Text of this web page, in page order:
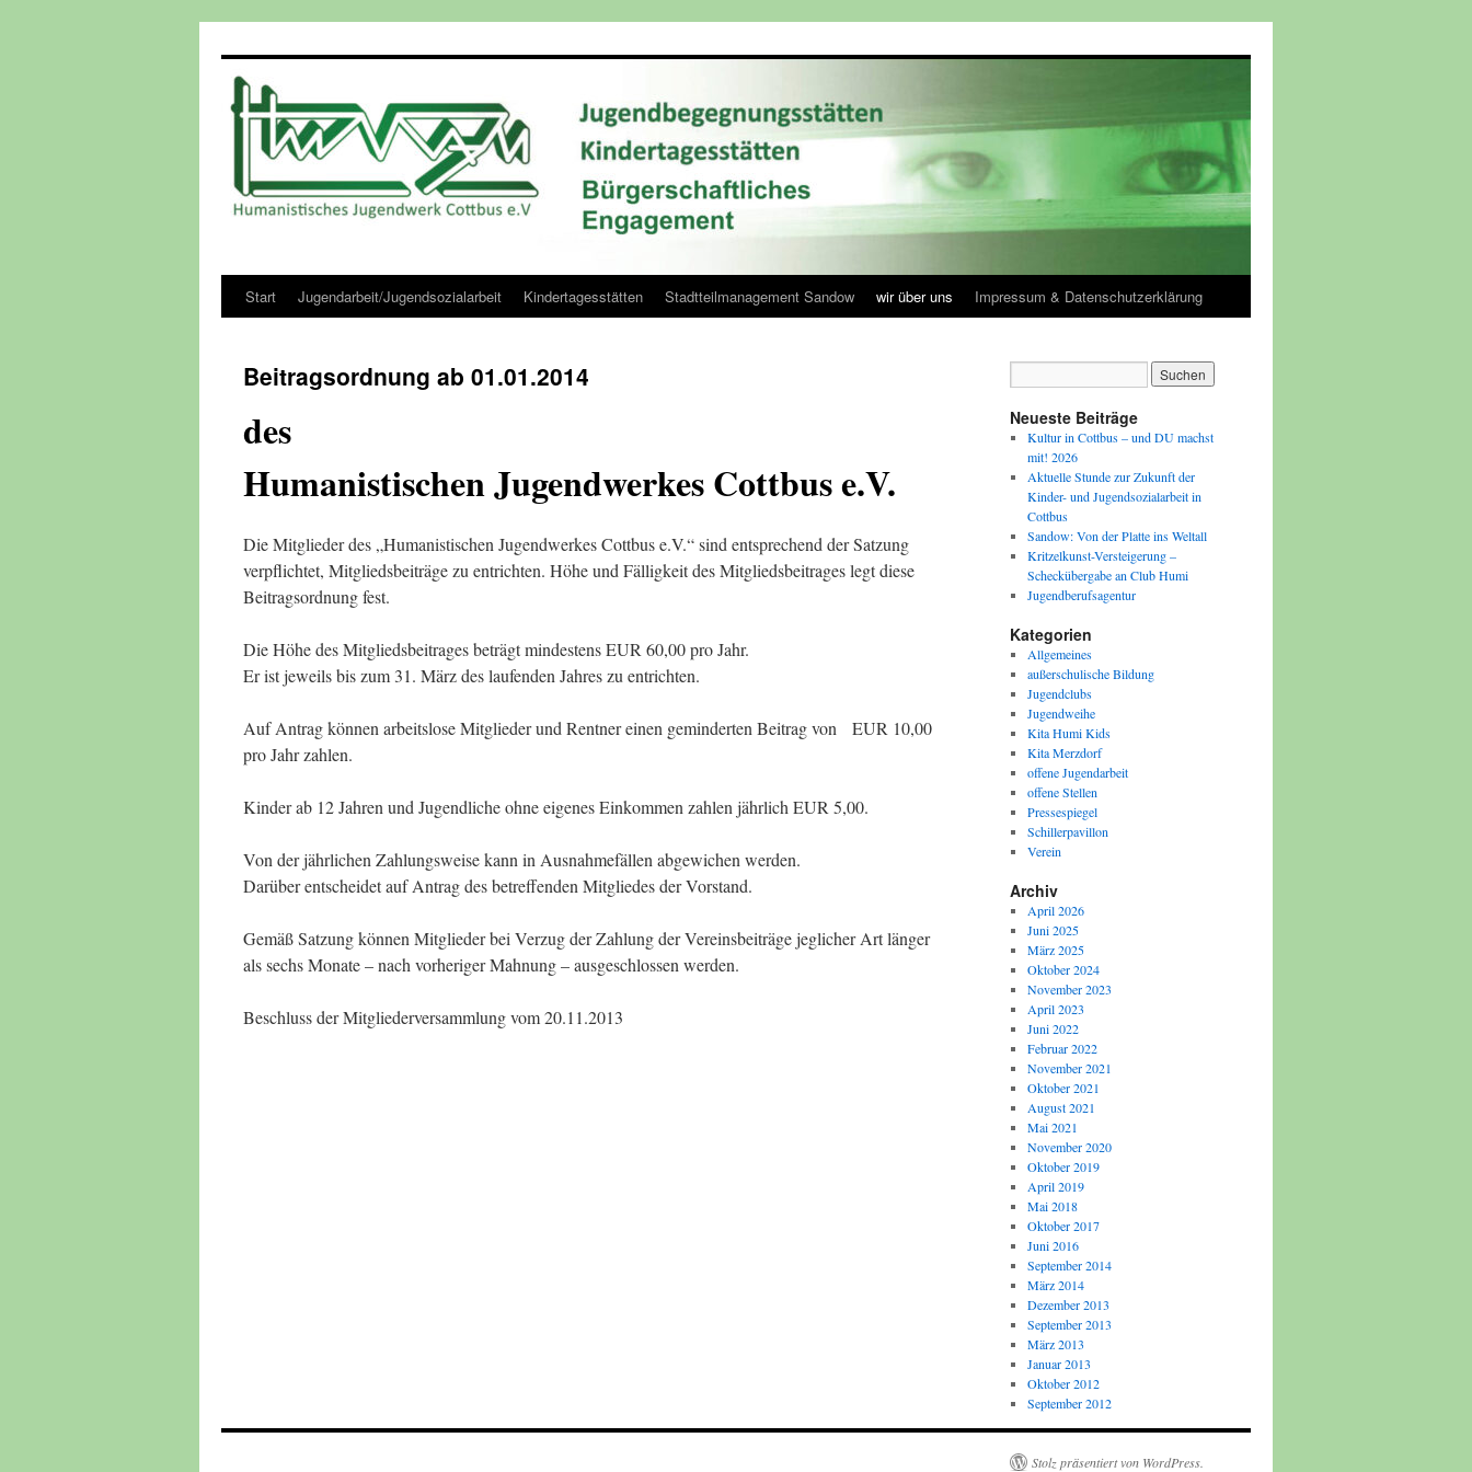
Start Jugendarbeit/Jugendsozialarbeit Kindertagesstätten Stadtteilmanagement Sandow wir über uns Impressum & Datenschutzerklärung
Beitragsordnung ab 01.01.2014
des
Humanistischen Jugendwerkes Cottbus e.V.
Die Mitglieder des „Humanistischen Jugendwerkes Cottbus e.V.“ sind entsprechend der Satzung
verpflichtet, Mitgliedsbeiträge zu entrichten. Höhe und Fälligkeit des Mitgliedsbeitrages legt diese
Beitragsordnung fest.
Die Höhe des Mitgliedsbeitrages beträgt mindestens EUR 60,00 pro Jahr.
Er ist jeweils bis zum 31. März des laufenden Jahres zu entrichten.
Auf Antrag können arbeitslose Mitglieder und Rentner einen geminderten Beitrag von EUR 10,00
pro Jahr zahlen.
Kinder ab 12 Jahren und Jugendliche ohne eigenes Einkommen zahlen jährlich EUR 5,00.
Von der jährlichen Zahlungsweise kann in Ausnahmefällen abgewichen werden.
Darüber entscheidet auf Antrag des betreffenden Mitgliedes der Vorstand.
Gemäß Satzung können Mitglieder bei Verzug der Zahlung der Vereinsbeiträge jeglicher Art länger
als sechs Monate – nach vorheriger Mahnung – ausgeschlossen werden.
Beschluss der Mitgliederversammlung vom 20.11.2013
Neueste Beiträge
Kultur in Cottbus – und DU machst
mit! 2026
Aktuelle Stunde zur Zukunft der
Kinder- und Jugendsozialarbeit in
Cottbus
Sandow: Von der Platte ins Weltall
Kritzelkunst-Versteigerung –
Scheckübergabe an Club Humi
Jugendberufsagentur
Kategorien
Allgemeines
außerschulische Bildung
Jugendclubs
Jugendweihe
Kita Humi Kids
Kita Merzdorf
offene Jugendarbeit
offene Stellen
Pressespiegel
Schillerpavillon
Verein
Archiv
April 2026
Juni 2025
März 2025
Oktober 2024
November 2023
April 2023
Juni 2022
Februar 2022
November 2021
Oktober 2021
August 2021
Mai 2021
November 2020
Oktober 2019
April 2019
Mai 2018
Oktober 2017
Juni 2016
September 2014
März 2014
Dezember 2013
September 2013
März 2013
Januar 2013
Oktober 2012
September 2012
Stolz präsentiert von WordPress.